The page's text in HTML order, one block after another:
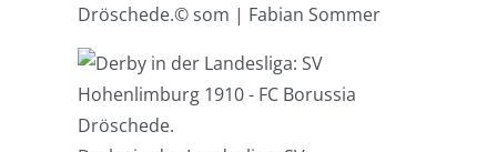
Dröschede.© som | Fabian Sommer